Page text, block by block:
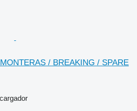
/ BREAKING / SPARE